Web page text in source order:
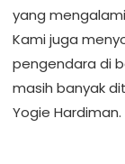
yang
Kami juga
pengendara di
masih banyak
Yogie Hardiman.